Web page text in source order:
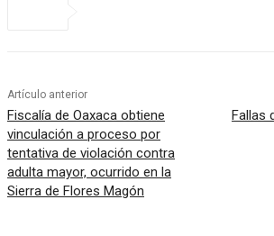
Artículo anterior
Fiscalía de Oaxaca obtiene
vinculación a proceso por
tentativa de violación contra
adulta mayor, ocurrido en la
Sierra de Flores Magón
Fallas